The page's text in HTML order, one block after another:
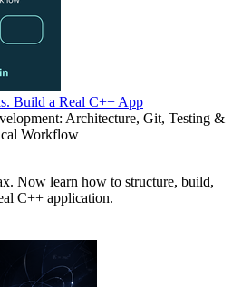
Build a Real C++ App
Architecture, Git, Testing &
Workflow
Now learn how to structure, build,
C++ application.